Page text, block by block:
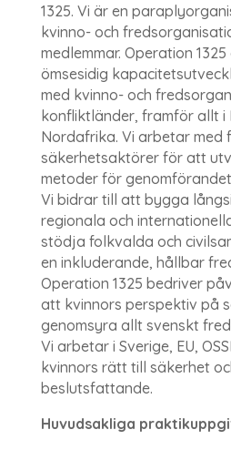
1325. Vi är en
kvinno- och
medlemmar. Operation
ömsesidig
med kvinno- och
konfliktländer, framför allt i
Nordafrika. Vi arbetar med
säkerhetsaktörer för att
metoder för
Vi bidrar till att bygga
regionala och
stödja folkvalda och
en inkluderande, hållbar
Operation 1325 bedriver
att kvinnors perspektiv på
genomsyra allt svenskt
Vi arbetar i Sverige, EU,
kvinnors rätt till säkerhet
beslutsfattande.
Huvudsakliga